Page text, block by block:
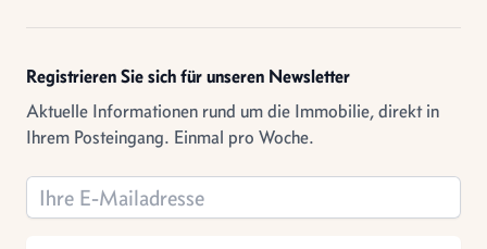
Registrieren Sie sich für unseren Newsletter
Aktuelle Informationen rund um die Immobilie, direkt in
Ihrem Posteingang. Einmal pro Woche.
Email address